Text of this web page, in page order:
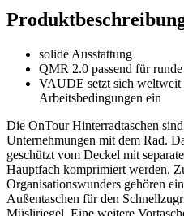
solide Ausstattung
QMR 2.0 passend für
VAUDE setzt sich
Arbeitsbedingungen ein
Die OnTour Hinterradtaschen
Unternehmungen mit dem Rad.
geschützt vom Deckel mit
Hauptfach komprimiert werden.
Organisationswunders gehören
Außentaschen für den